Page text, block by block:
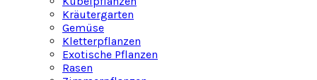
Kräutergarten
Gemüse
Kletterpflanzen
Exotische Pflanzen
Rasen